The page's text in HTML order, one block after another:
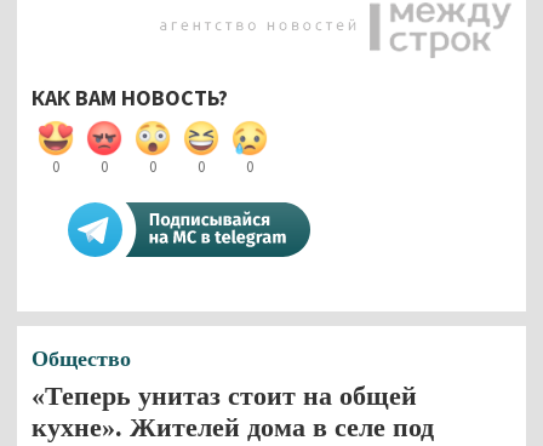
КАК ВАМ НОВОСТЬ?
0 0 0 0 0
Общество
«Теперь унитаз стоит на общей
кухне». Жителей дома в селе под